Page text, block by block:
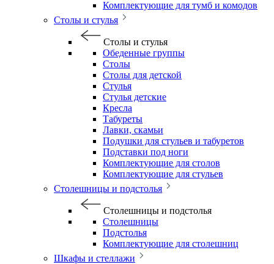
Комплектующие для тумб и комодов
Столы и стулья
Столы и стулья
Обеденные группы
Столы
Столы для детской
Стулья
Стулья детские
Кресла
Табуреты
Лавки, скамьи
Подушки для стульев и табуретов
Подставки под ноги
Комплектующие для столов
Комплектующие для стульев
Столешницы и подстолья
Столешницы и подстолья
Столешницы
Подстолья
Комплектующие для столешниц
Шкафы и стеллажи